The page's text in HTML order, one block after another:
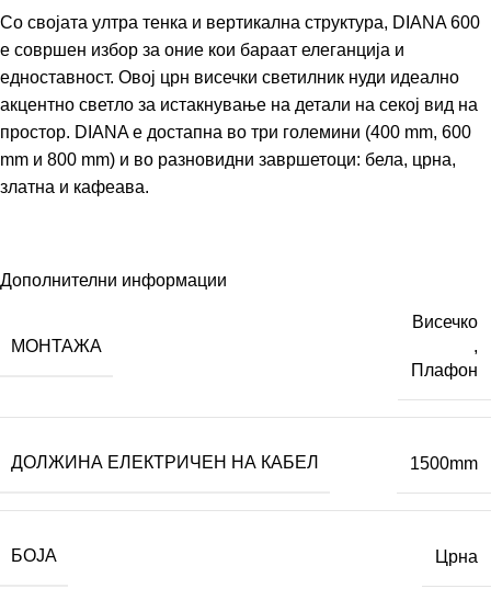
Со својата ултра тенка и вертикална структура, DIANA 600
е совршен избор за оние кои бараат елеганција и
едноставност. Овој црн висечки светилник нуди идеално
акцентно светло за истакнување на детали на секој вид на
простор. DIANA е достапна во три големини (400 mm, 600
mm и 800 mm) и во разновидни завршетоци: бела, црна,
златна и кафеава.
Дополнителни информации
МОНТАЖА
Висечко
,
Плафон
ДОЛЖИНА ЕЛЕКТРИЧЕН НА КАБЕЛ 1500mm
БОЈА Црна